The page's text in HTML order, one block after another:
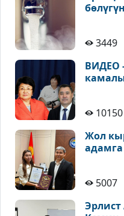
3449
ВИДЕО
10150
Жол
5007